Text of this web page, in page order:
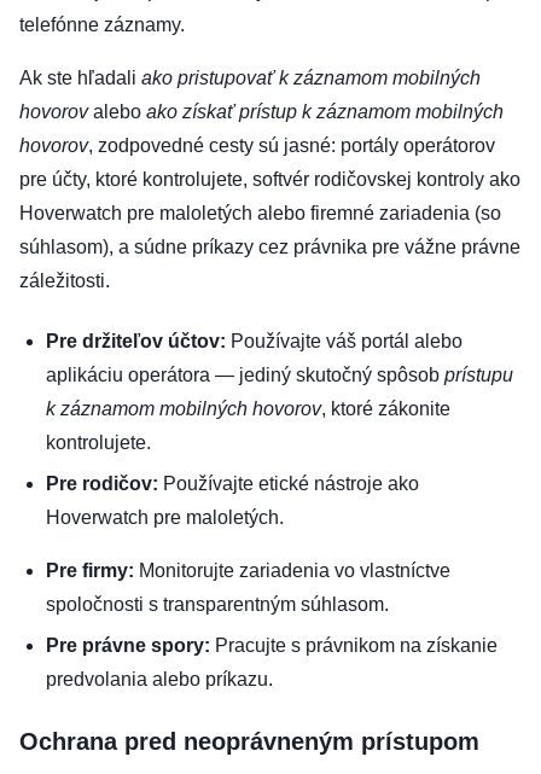
telefónne záznamy.
Ak ste hľadali ako pristupovať k záznamom mobilných
hovorovalebo ako získať prístup k záznamom mobilných
hovorov, zodpovedné cesty sú jasné: portály operátorov
pre účty, ktoré kontrolujete, softvér rodičovskej kontroly ako
Hoverwatch pre maloletých alebo firemné zariadenia (so
súhlasom), a súdne príkazy cez právnika pre vážne právne
záležitosti.
Pre držiteľov účtov: Používajte váš portál alebo
aplikáciu operátora — jediný skutočný spôsob prístupu
k záznamom mobilných hovorov, ktoré zákonite
kontrolujete.
Pre rodičov: Používajte etické nástroje ako
Hoverwatch pre maloletých.
Pre firmy: Monitorujte zariadenia vo vlastníctve
spoločnosti s transparentným súhlasom.
Pre právne spory: Pracujte s právnikom na získanie
predvolania alebo príkazu.
Ochrana pred neoprávneným prístupom